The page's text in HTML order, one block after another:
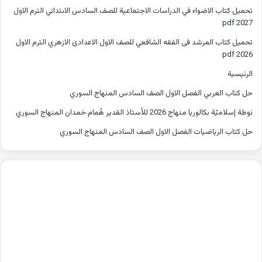
تحميل كتاب الاضواء في الدراسات الاجتماعية للصف السادس الابتدائي الترم الاول
2027 pdf
تحميل كتاب المرشد فى الفقه الشافعي للصف الاول الاعدادى الازهري الترم الاول
2026 pdf
الرئيسية
حل كتاب العربي الفصل الاول الصف السادس المنهاج السوري
نوطة إسلاميّة بكالوريا منهاج 2026 للأستاذ القدير هُمام حَمدان المنهاج السوري
حل كتاب الرياضيات الفصل الاول الصف السادس المنهاج السوري